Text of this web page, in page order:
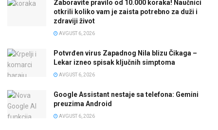
Zaboravite pravilo od 10.000 koraka! Naučnici
otkrili koliko vam je zaista potrebno za duži i
zdraviji život
AVGUST 6, 2026
Potvrđen virus Zapadnog Nila blizu Čikaga –
Lekar izneo spisak ključnih simptoma
AVGUST 6, 2026
Google Assistant nestaje sa telefona: Gemini
preuzima Android
AVGUST 6, 2026